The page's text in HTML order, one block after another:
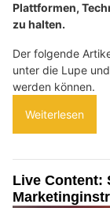
Plattformen,
zu halten.
Der folgende
unter die Lupe
werden können.
Weiterlesen
Live Content: